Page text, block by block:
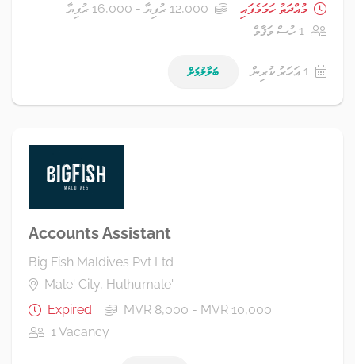
މުއްދަތު ހަމަވެފައި
12,000 ރުފިޔާ - 16,000 ރުފިޔާ
1 ހުސް މަޤާމް
1 އަހަރު ކުރިން ބަލާލުމަށް
Accounts Assistant
Big Fish Maldives Pvt Ltd
Male' City, Hulhumale'
Expired
MVR 8,000 - MVR 10,000
1 Vacancy